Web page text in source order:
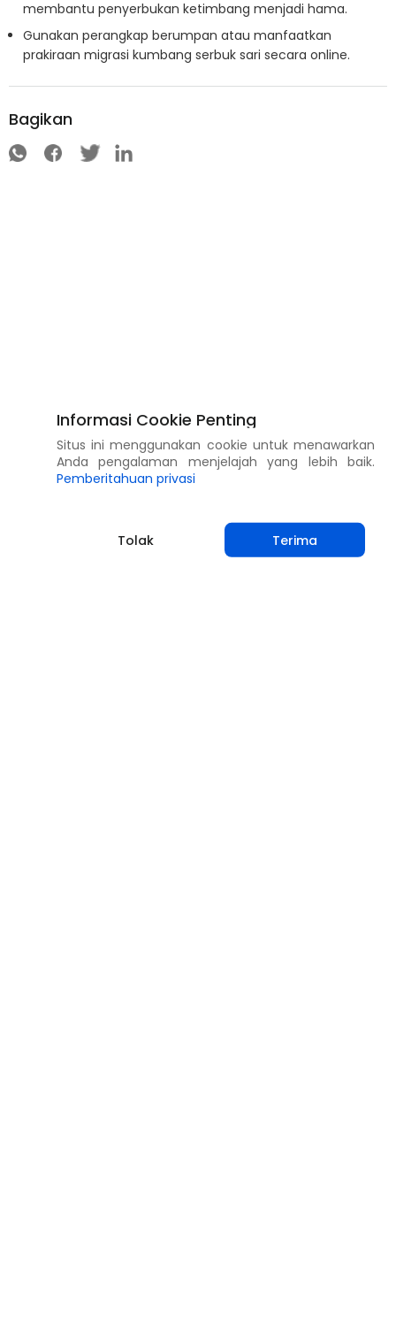
membantu penyerbukan ketimbang menjadi hama.
Gunakan perangkap berumpan atau manfaatkan
prakiraan migrasi kumbang serbuk sari secara online.
Bagikan
Informasi Cookie Penting
Situs ini menggunakan cookie untuk menawarkan
Anda pengalaman menjelajah yang lebih baik.
Pemberitahuan privasi
Tolak Terima